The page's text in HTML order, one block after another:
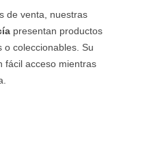
de venta, nuestras
presentan productos
o coleccionables. Su
fácil acceso mientras